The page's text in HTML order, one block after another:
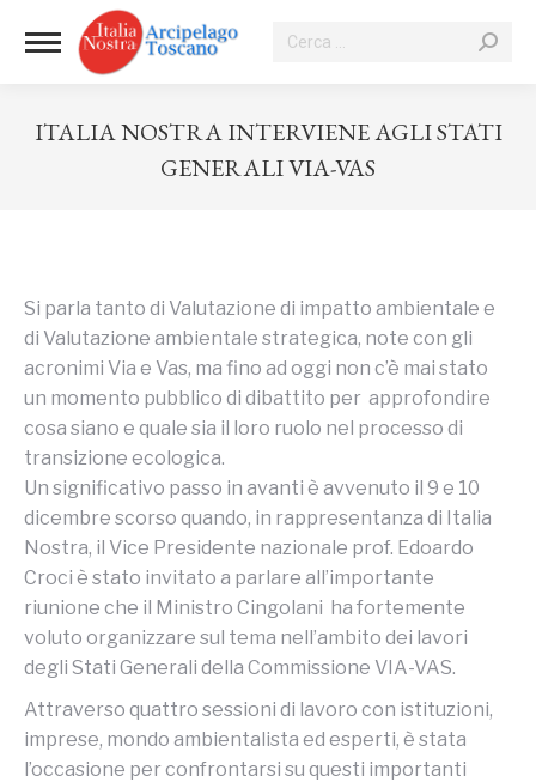
Cerca:
ITALIA NOSTRA INTERVIENE AGLI STATI
GENERALI VIA-VAS
Si parla tanto di Valutazione di impatto ambientale e
di Valutazione ambientale strategica, note con gli
acronimi Via e Vas, ma fino ad oggi non c’è mai stato
un momento pubblico di dibattito per approfondire
cosa siano e quale sia il loro ruolo nel processo di
transizione ecologica.
Un significativo passo in avanti è avvenuto il 9 e 10
dicembre scorso quando, in rappresentanza di Italia
Nostra, il Vice Presidente nazionale prof. Edoardo
Croci è stato invitato a parlare all’importante
riunione che il Ministro Cingolani ha fortemente
voluto organizzare sul tema nell’ambito dei lavori
degli Stati Generali della Commissione VIA-VAS.
Attraverso quattro sessioni di lavoro con istituzioni,
imprese, mondo ambientalista ed esperti, è stata
l’occasione per confrontarsi su questi importanti